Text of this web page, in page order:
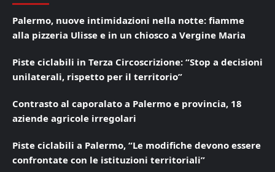
Palermo, nuove intimidazioni nella notte: fiamme
alla pizzeria Ulisse e in un chiosco a Vergine Maria
Piste ciclabili in Terza Circoscrizione: “Stop a decisioni
unilaterali, rispetto per il territorio”
Contrasto al caporalato a Palermo e provincia, 18
aziende agricole irregolari
Piste ciclabili a Palermo, “Le modifiche devono essere
confrontate con le istituzioni territoriali”